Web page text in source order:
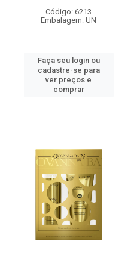
Código: 6213
Embalagem: UN
Faça seu login ou
cadastre-se para
ver preços e
comprar